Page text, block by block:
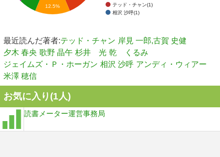
テッド・チャン(1)
相沢 沙呼(1)
12.5%
最近読んだ著者:テッド・チャン 岸見 一郎,古賀 史健
夕木 春央 歌野 晶午 杉井 光 乾 くるみ
ジェイムズ・Ｐ・ホーガン 相沢 沙呼 アンディ・ウィアー
米澤 穂信
お気に入り(1人)
読書メーター運営事務局